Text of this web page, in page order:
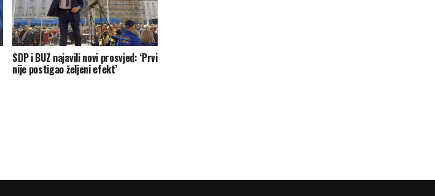
SDP i BUZ najavili novi prosvjed: ‘Prvi
nije postigao željeni efekt’